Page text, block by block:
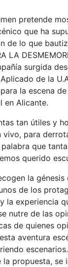
pretende
que ha
de lo que
LA
surgida
de la
la escena
en Alicante.
tan útiles y
vivo, para
que
querido
la
de los
la experiencia
nutre de las
de quienes
aventura
la propuesta, se